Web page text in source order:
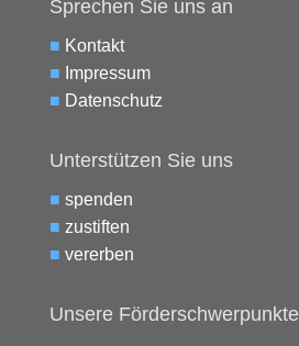
Sprechen Sie uns an
■ Kontakt
■ Impressum
■ Datenschutz
Unterstützen Sie uns
■ spenden
■ zustiften
■ vererben
Unsere Förderschwerpunkte